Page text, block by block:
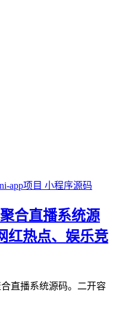
app项目 小程序源码
合直播系统源
红热点、娱乐竞
直播系统源码。二开容